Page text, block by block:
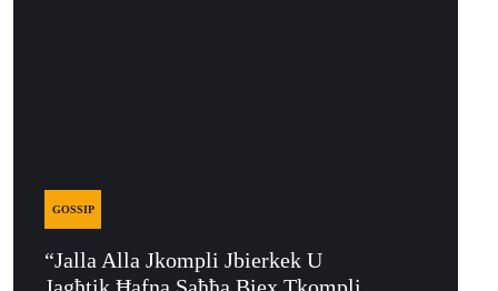
GOSSIP
“Jalla Alla Jkompli Jbierkek U